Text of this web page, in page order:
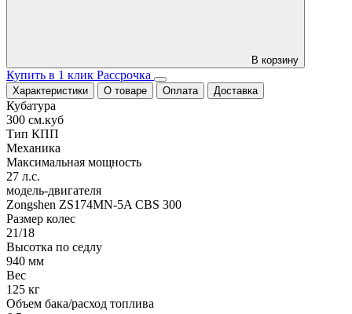
В корзину
Купить в 1 клик Рассрочка
Характеристики О товаре Оплата Доставка
Кубатура
300 см.куб
Тип КПП
Механика
Максимальная мощность
27 л.с.
модель-двигателя
Zongshen ZS174MN-5A CBS 300
Размер колес
21/18
Высотка по седлу
940 мм
Вес
125 кг
Объем бака/расход топлива